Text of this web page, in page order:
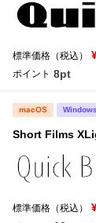
標準価格（税込）
ポイント 8pt
macOS Windows
Short Films
標準価格（税込）